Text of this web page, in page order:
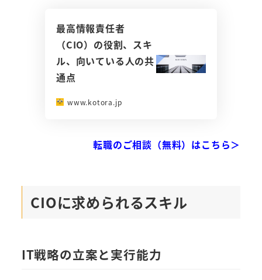
最高情報責任者
（CIO）の役割、スキ
ル、向いている人の共
通点
www.kotora.jp
転職のご相談（無料）はこちら＞
CIOに求められるスキル
IT戦略の立案と実行能力